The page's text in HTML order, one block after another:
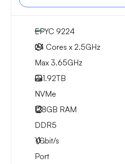
EPYC 9224
24 Cores x 2.5GHz
Max 3.65GHz
2x1.92TB
NVMe
128GB RAM
DDR5
1Gbit/s
Port